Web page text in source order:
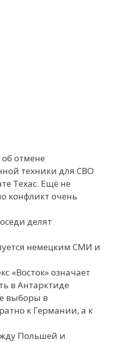
отмене
техники для СВО
Техас. Ещё не
конфликт очень
делят
немецким СМИ и
«Восток» означает
в Антарктиде
выборы в
к Германии, а к
Польшей и